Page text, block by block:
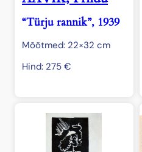
“Türju rannik”, 1939
Mõõtmed: 22×32 cm
Hind: 275 €